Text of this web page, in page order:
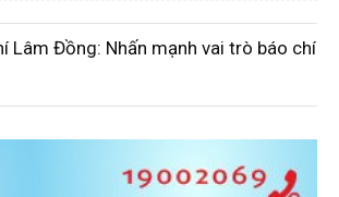
Lâm Đồng: Nhấn mạnh vai trò báo chí